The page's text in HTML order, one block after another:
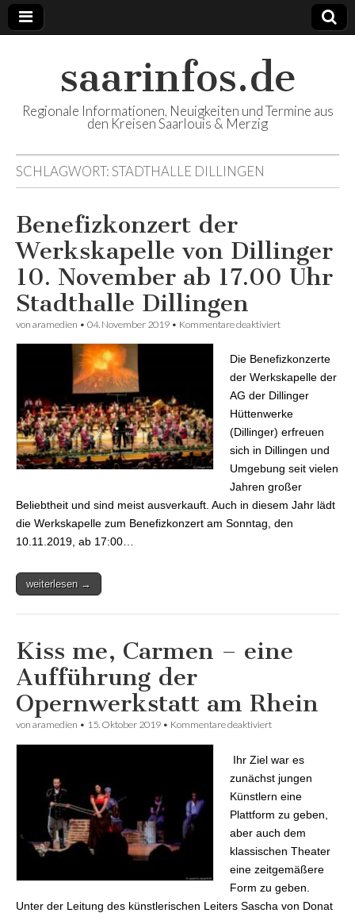
saarinfos.de
Regionale Informationen, Neuigkeiten und Termine aus
den Kreisen Saarlouis & Merzig
SCHLAGWORT:STADTHALLE DILLINGEN
Benefizkonzert der
Werkskapelle von Dillinger
10. November ab 17.00 Uhr
Stadthalle Dillingen
von aramedien • 04. November 2019 • Kommentare deaktiviert
von Dillinger 10.
November ab
Stadthalle
Dillingen
Die Benefizkonzerte
der Werkskapelle der
AG der Dillinger
Hüttenwerke
(Dillinger) erfreuen
sich in Dillingen und
Umgebung seit vielen
Jahren großer
Beliebtheit und sind meist ausverkauft. Auch in diesem Jahr lädt
die Werkskapelle zum Benefizkonzert am Sonntag, den
10.11.2019, ab 17:00…
weiterlesen →
Kiss me, Carmen – eine
Aufführung der
Opernwerkstatt am Rhein
von aramedien • 15. Oktober 2019 • Kommentare deaktiviert
Opernwerkstatt am
Rhein
Ihr Ziel war es
zunächst jungen
Künstlern eine
Plattform zu geben,
aber auch dem
klassischen Theater
eine zeitgemäßere
Form zu geben.
Unter der Leitung des künstlerischen Leiters Sascha von Donat